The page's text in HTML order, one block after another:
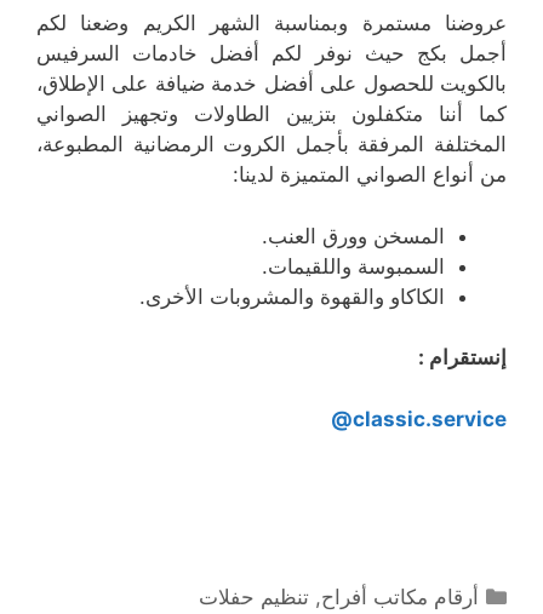
عروضنا مستمرة وبمناسبة الشهر الكريم وضعنا لكم
أجمل بكج حيث نوفر لكم أفضل خادمات السرفيس
بالكويت للحصول على أفضل خدمة ضيافة على الإطلاق،
كما أننا متكفلون بتزيين الطاولات وتجهيز الصواني
المختلفة المرفقة بأجمل الكروت الرمضانية المطبوعة،
من أنواع الصواني المتميزة لدينا:
المسخن وورق العنب.
السمبوسة واللقيمات.
الكاكاو والقهوة والمشروبات الأخرى.
إنستقرام :
classic.service@
التصنيفات
أرقام مكاتب أفراح,تنظيم حفلات